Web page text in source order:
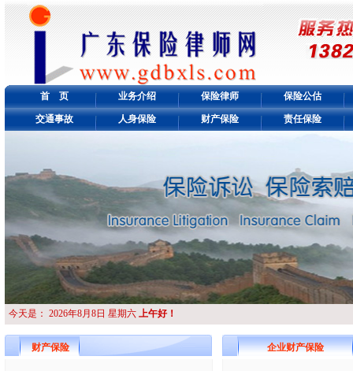
首 页 业务介绍 保险律师 保险公估
交通事故 人身保险 财产保险 责任保险
今天是： 2026年8月8日 星期六 上午好！
财产保险 企业财产保险